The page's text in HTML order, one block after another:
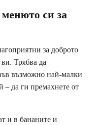
си за
за доброто
ви. Трябва да
възможно най-малки
– да ги премахнете от
и в бананите и